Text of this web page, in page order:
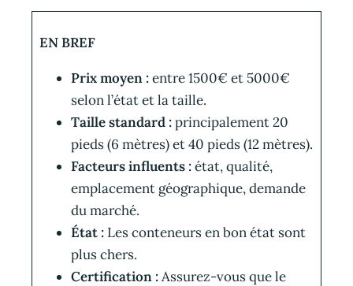
EN BREF
Prix moyen :entre 1500€ et 5000€
selon l’état et la taille.
Taille standard :principalement 20
pieds (6 mètres) et 40 pieds (12 mètres).
Facteurs influents :état, qualité,
emplacement géographique, demande
du marché.
État :Les conteneurs en bon état sont
plus chers.
Certification :Assurez-vous que le